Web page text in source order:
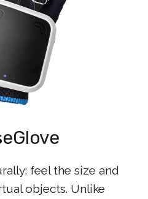
feel the size and
objects. Unlike